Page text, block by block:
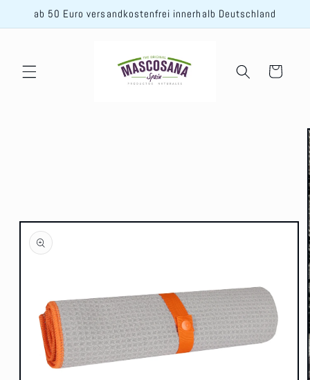
zum
Inhalt
ab 50 Euro versandkostenfrei innerhalb Deutschland
Warenkorb